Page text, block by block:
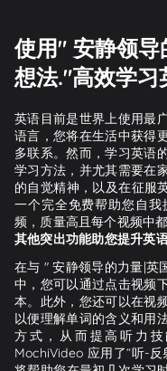
使用" 安静领导
想法."高效学习
英语目前是世界上使用最
语言，您将在生活中获得
多联系。然而，学习英语
学习方法，并尤其需要在
的自觉精神，以及在征服
一个完全免费帮助您自
频，质量高且每个视频中
其他突出功能助您提升英
在与 " 安静领导的力量|英
中，您可以通过点击视频
本。此外，您还可以在视
以便理解单词的含义和用
方式，从而提高听力
MochiVideo 应用了“听-